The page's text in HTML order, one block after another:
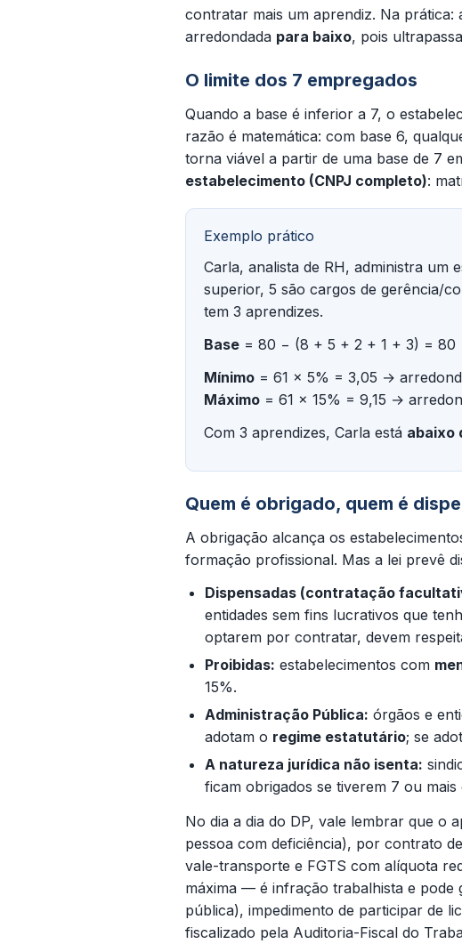
contratar mais um aprendiz. Na
arredondada para baixo, pois
O limite dos 7 empregados
Quando a base é inferior a 7, o
razão é matemática: com base 6,
torna viável a partir de uma base de 7
estabelecimento (CNPJ completo):
Exemplo prático
Carla, analista de RH, administra um
superior, 5 são cargos de gerência/
tem 3 aprendizes.
Base = 80 − (8 + 5 + 2 + 1 + 3) = 80
Mínimo = 61 × 5% = 3,05 →
Máximo = 61 × 15% = 9,15 →
Com 3 aprendizes, Carla está abaixo
Quem é obrigado, quem é
A obrigação alcança os
formação profissional. Mas a lei prevê
Dispensadas (contratação
entidades sem fins lucrativos que
optarem por contratar, devem
Proibidas: estabelecimentos com
15%.
Administração Pública: órgãos e
adotam o regime estatutário; se
A natureza jurídica não isenta:
ficam obrigados se tiverem 7 ou
No dia a dia do DP, vale lembrar que o
pessoa com deficiência), por contrato
vale-transporte e FGTS com alíquota
máxima — é infração trabalhista e pode
pública), impedimento de participar de
fiscalizado pela Auditoria-Fiscal do